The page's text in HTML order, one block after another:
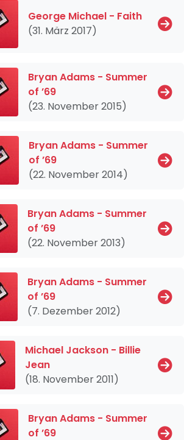
George Michael - Faith
(31. März 2017)
Bryan Adams - Summer
of ’69
(23. November 2015)
Bryan Adams - Summer
of ’69
(22. November 2014)
Bryan Adams - Summer
of ’69
(22. November 2013)
Bryan Adams - Summer
of ’69
(7. Dezember 2012)
Michael Jackson - Billie
Jean
(18. November 2011)
Bryan Adams - Summer
of ’69